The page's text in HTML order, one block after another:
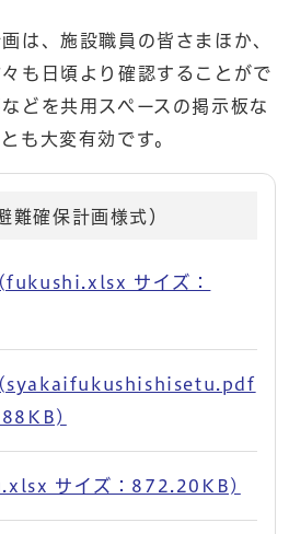
は、施設職員の皆さまほか、
も日頃より確認することがで
どを共用スペースの掲示板な
も大変有効です。
難確保計画様式）
サイズ：
(syakaifukushishisetu.pdf
サイズ：872.20KB)